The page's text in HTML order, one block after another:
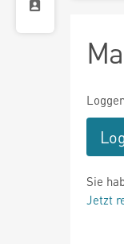
Sie
Jetzt